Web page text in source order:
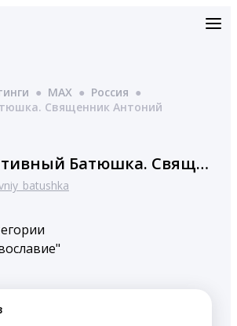
● MAX ● Россия ●
Священник Антоний
Позитивный Батюшка. Священник Антоний Русакевич